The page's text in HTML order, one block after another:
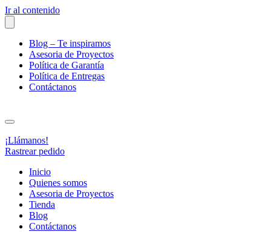
Ir al contenido
Blog – Te inspiramos
Asesoria de Proyectos
Política de Garantía
Política de Entregas
Contáctanos
¡Llámanos!
Rastrear pedido
Inicio
Quienes somos
Asesoria de Proyectos
Tienda
Blog
Contáctanos